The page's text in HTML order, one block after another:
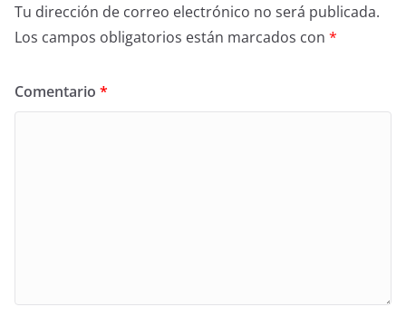
Tu dirección de correo electrónico no será publicada.
Los campos obligatorios están marcados con *
Comentario *